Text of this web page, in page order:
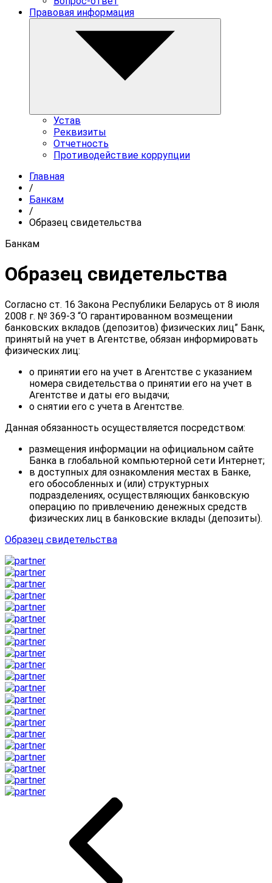
Правовая информация
Устав
Реквизиты
Отчетность
Противодействие коррупции
Главная
/
Банкам
/
Образец свидетельства
Банкам
Образец свидетельства
Согласно ст. 16 Закона Республики Беларусь от 8 июля
2008 г. № 369-З “О гарантированном возмещении
банковских вкладов (депозитов) физических лиц” Банк,
принятый на учет в Агентстве, обязан информировать
физических лиц:
о принятии его на учет в Агентстве с указанием
номера свидетельства о принятии его на учет в
Агентстве и даты его выдачи;
о снятии его с учета в Агентстве.
Данная обязанность осуществляется посредством:
размещения информации на официальном сайте
Банка в глобальной компьютерной сети Интернет;
в доступных для ознакомления местах в Банке,
его обособленных и (или) структурных
подразделениях, осуществляющих банковскую
операцию по привлечению денежных средств
физических лиц в банковские вклады (депозиты).
Образец свидетельства